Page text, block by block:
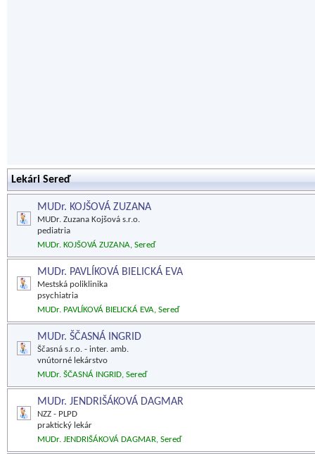
Lekári Sereď
MUDr. KOJŠOVÁ ZUZANA
MUDr. Zuzana Kojšová s.r.o.
pediatria
MUDr. KOJŠOVÁ ZUZANA, Sereď
MUDr. PAVLÍKOVÁ BIELICKÁ EVA
Mestská poliklinika
psychiatria
MUDr. PAVLÍKOVÁ BIELICKÁ EVA, Sereď
MUDr. ŠČASNÁ INGRID
Ščasná s.r.o. - inter. amb.
vnútorné lekárstvo
MUDr. ŠČASNÁ INGRID, Sereď
MUDr. JENDRIŠÁKOVÁ DAGMAR
NZZ - PLPD
praktický lekár
MUDr. JENDRIŠÁKOVÁ DAGMAR, Sereď